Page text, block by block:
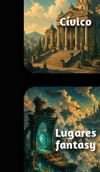
Cívico
Lugares
fantasy